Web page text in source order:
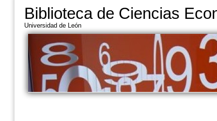
Biblioteca de Ciencias
Universidad de León